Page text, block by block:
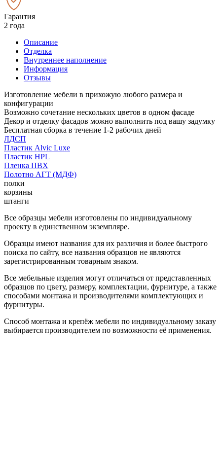
Гарантия
2 года
Описание
Отделка
Внутреннее наполнение
Информация
Отзывы
Изготовление мебели в прихожую любого размера и
конфигурации
Возможно сочетание нескольких цветов в одном фасаде
Декор и отделку фасадов можно выполнить под вашу задумку
Бесплатная сборка в течение 1-2 рабочих дней
ЛДСП
Пластик Alvic Luxe
Пластик HPL
Пленка ПВХ
Полотно АГТ (МДФ)
полки
корзины
штанги
Все образцы мебели изготовлены по индивидуальному
проекту в единственном экземпляре.
Образцы имеют названия для их различия и более быстрого
поиска по сайту, все названия образцов не являются
зарегистрированным товарным знаком.
Все мебельные изделия могут отличаться от представленных
образцов по цвету, размеру, комплектации, фурнитуре, а также
способами монтажа и производителями комплектующих и
фурнитуры.
Способ монтажа и крепёж мебели по индивидуальному заказу
выбирается производителем по возможности её применения.